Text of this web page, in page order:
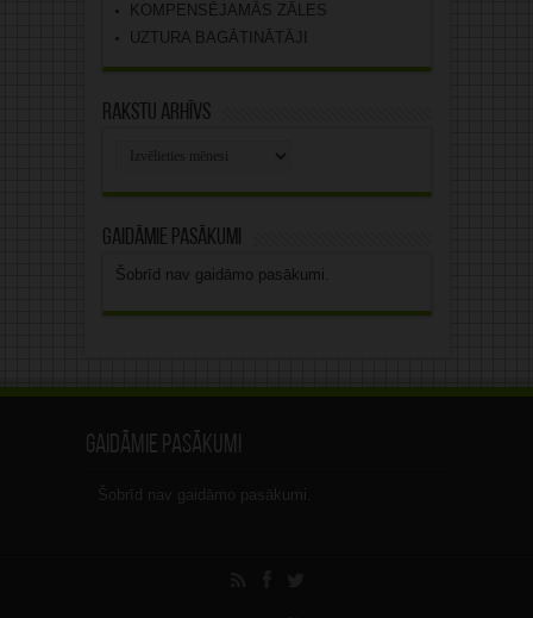
KOMPENSĒJAMĀS ZĀLES
UZTURA BAGĀTINĀTĀJI
Rakstu arhīvs
Gaidāmie pasākumi
Šobrīd nav gaidāmo pasākumi.
Gaidāmie pasākumi
Šobrīd nav gaidāmo pasākumi.